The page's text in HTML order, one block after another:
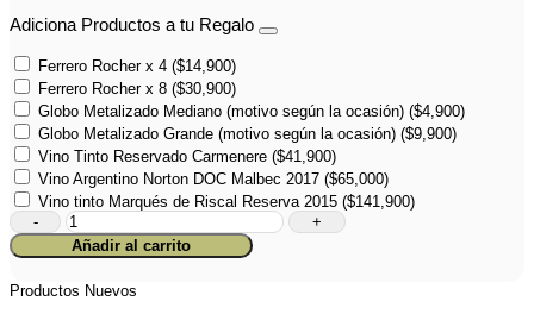
Adiciona Productos a tu Regalo
Ferrero Rocher x 4 ($14,900)
Ferrero Rocher x 8 ($30,900)
Globo Metalizado Mediano (motivo según la ocasión) ($4,900)
Globo Metalizado Grande (motivo según la ocasión) ($9,900)
Vino Tinto Reservado Carmenere ($41,900)
Vino Argentino Norton DOC Malbec 2017 ($65,000)
Vino tinto Marqués de Riscal Reserva 2015 ($141,900)
Caja
Enjoyment
cantidad
Añadir al carrito
Productos Nuevos